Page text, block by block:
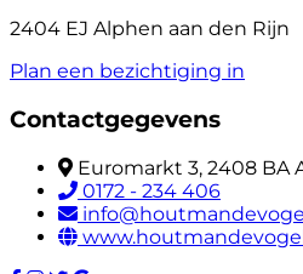
2404 EJ Alphen aan den Rijn
Plan een bezichtiging in
Contactgegevens
Euromarkt 3, 2408 BA
0172 - 234 406